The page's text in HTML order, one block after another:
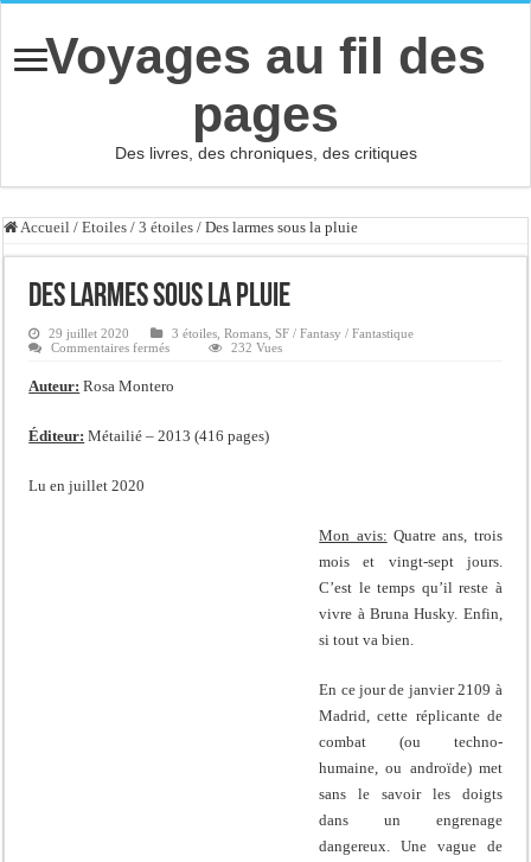
Voyages au fil des
pages
Des livres, des chroniques, des critiques
Accueil / Etoiles / 3 étoiles / Des larmes sous la pluie
Des larmes sous la pluie
29 juillet 2020 3 étoiles ,Romans ,SF / Fantasy / Fantastique
Commentaires ferméssur
sous
232 Vues
Auteur: Rosa Montero
Éditeur: Métailié – 2013 (416 pages)
Lu en juillet 2020
Mon avis: Quatre ans, trois
mois et vingt-sept jours.
C’est le temps qu’il reste à
vivre à Bruna Husky. Enfin,
si tout va bien.
En ce jour de janvier 2109 à
Madrid, cette réplicante de
combat (ou techno-
humaine, ou androïde) met
sans le savoir les doigts
dans un engrenage
dangereux. Une vague de